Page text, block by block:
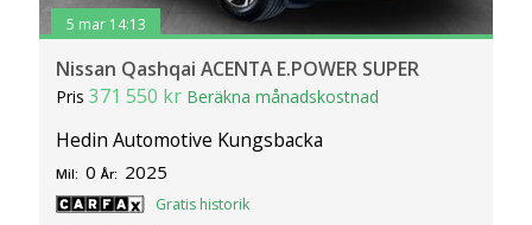
information om din användning av webbplatsen med våra
partners. För att ändra vilka typer av cookies vi använder
klickar du på Anpassa. Du kan alltid ändra dina
inställningar för cookies.
5 mar 14:13
Nissan Qashqai ACENTA E.POWER SUPER
Pris371 550 kr Beräkna månadskostnad
Hedin Automotive Kungsbacka
Mil: 0 År: 2025
Gratis historik